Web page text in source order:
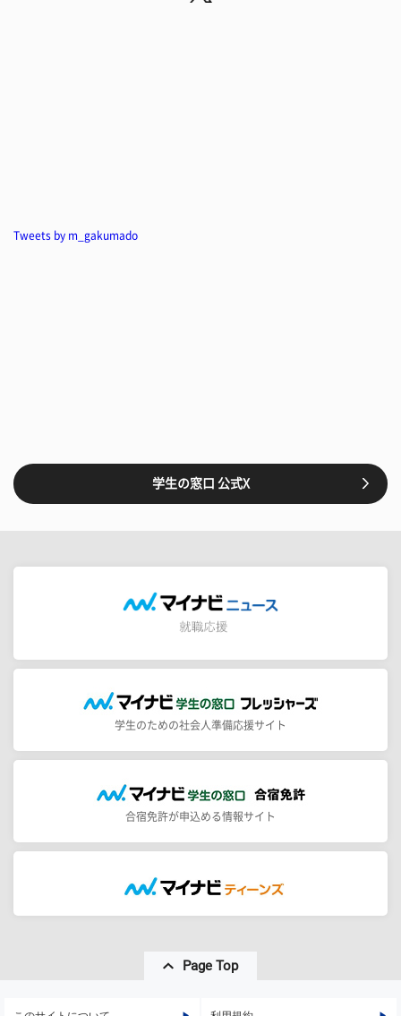
Tweets by m_gakumado
学生の窓口 公式X
学生のための社会人準備応援サイト
合宿免許が申込める情報サイト
Page Top